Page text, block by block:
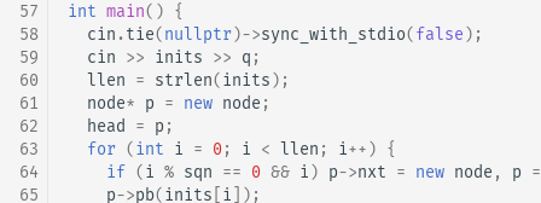
57
58
59
60
61
62
63
64
65
int main() {
cin .tie(nullptr)->sync_with_stdio(false);
cin >> inits >> q ;
llen = strlen(inits);
node* p = new node ;
head
= p ;
for (int i = 0; i < llen ; i++) {
if (i % sqn == 0 && i) p->nxt = new node , p =
p->pb(inits i ]);